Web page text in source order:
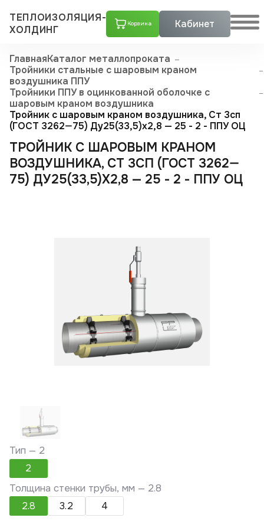
ТЕПЛОИЗОЛЯЦИЯ-
ХОЛДИНГ
Корзина Кабинет
ГлавнаяКаталог металлопроката
Тройники стальные с шаровым краном
воздушника ППУ
Тройники ППУ в оцинкованной оболочке с
шаровым краном воздушника
Тройник с шаровым краном воздушника, Ст 3сп
(ГОСТ 3262—75) Ду25(33,5)x2,8 — 25 - 2 - ППУ ОЦ
ТРОЙНИК С ШАРОВЫМ КРАНОМ
ВОЗДУШНИКА, СТ 3СП (ГОСТ 3262—
75) ДУ25(33,5)X2,8 — 25 - 2 - ППУ ОЦ
Тип — 2
2
Толщина стенки трубы, мм — 2.8
2.8
3.2 4